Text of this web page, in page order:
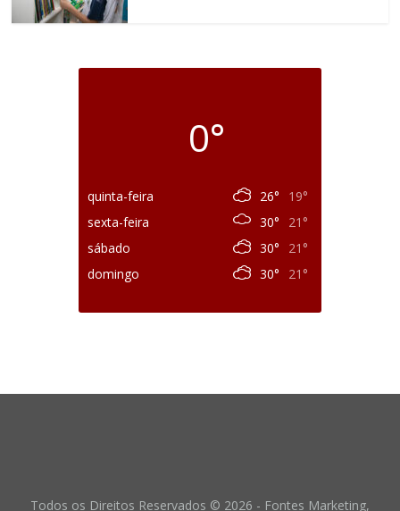
0°
quinta-feira 26°
19°
sexta-feira
30°
21°
sábado
30°
21°
domingo
30° 21°
Todos os Direitos Reservados © 2026 - Fontes Marketing,